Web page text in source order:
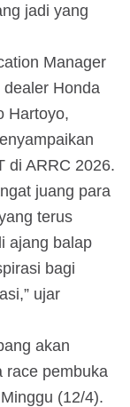
jadi yang
Manager
Honda
Hartoyo,
di ARRC 2026.
juang para
terus
ajang balap
bagi
ujar
akan
race pembuka
(12/4).